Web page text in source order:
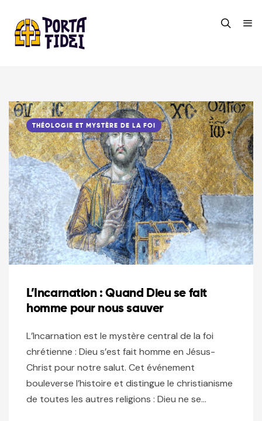
THÉOLOGIE ET MYSTÈRE DE LA FOI
L’Incarnation : Quand Dieu se fait
homme pour nous sauver
L’Incarnation est le mystère central de la foi
chrétienne : Dieu s’est fait homme en Jésus-
Christ pour notre salut. Cet événement
bouleverse l’histoire et distingue le christianisme
de toutes les autres religions : Dieu ne se…